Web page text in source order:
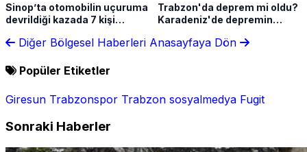
Sinop’ta otomobilin uçuruma
devrildiği kazada 7 kişi
Trabzon'da deprem mi oldu?
Karadeniz'de depremin
Diğer Bölgesel Haberleri Anasayfaya Dön
Popüler Etiketler
Giresun Trabzonspor Trabzon sosyalmedya Fugit
Sonraki Haberler